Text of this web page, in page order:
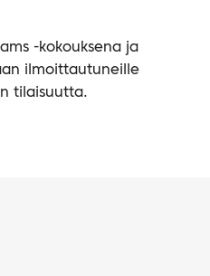
-kokouksena ja
ilmoittautuneille
tilaisuutta.